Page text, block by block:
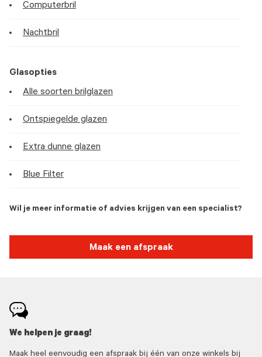
Computerbril
Nachtbril
Glasopties
Alle soorten brilglazen
Ontspiegelde glazen
Extra dunne glazen
Blue Filter
Wil je meer informatie of advies krijgen van een specialist?
Maak een afspraak
We helpen je graag!
Maak heel eenvoudig een afspraak bij één van onze winkels bij